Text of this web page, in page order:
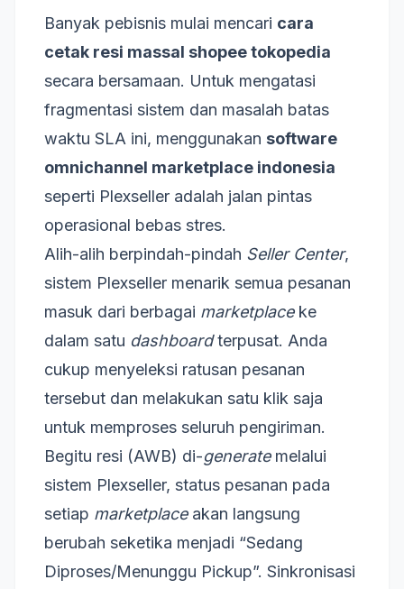
Banyak pebisnis mulai mencari cara
cetak resi massal shopee tokopedia
secara bersamaan. Untuk mengatasi
fragmentasi sistem dan masalah batas
waktu SLA ini, menggunakan software
omnichannel marketplace indonesia
seperti Plexseller adalah jalan pintas
operasional bebas stres.
Alih-alih berpindah-pindah Seller Center,
sistem Plexseller menarik semua pesanan
masuk dari berbagai marketplaceke
dalam satu dashboardterpusat. Anda
cukup menyeleksi ratusan pesanan
tersebut dan melakukan satu klik saja
untuk memproses seluruh pengiriman.
Begitu resi (AWB) di-generatemelalui
sistem Plexseller, status pesanan pada
setiap marketplaceakan langsung
berubah seketika menjadi “Sedang
Diproses/Menunggu Pickup”. Sinkronisasi